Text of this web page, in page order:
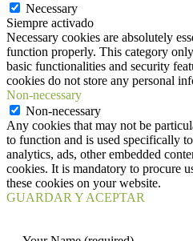
Necessary
Siempre activado
Necessary cookies are absolutely
function properly. This category
basic functionalities and security
cookies do not store any personal
Non-necessary
Non-necessary
Any cookies that may not be
to function and is used specifically
analytics, ads, other embedded
cookies. It is mandatory to procure
these cookies on your website.
GUARDAR Y ACEPTAR